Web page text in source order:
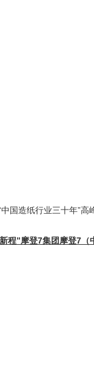
中国造纸行业三十年”高
程”摩登7集团摩登7（